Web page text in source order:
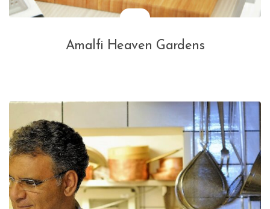
Amalfi Heaven Gardens